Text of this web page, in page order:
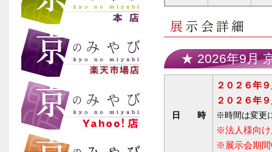
★ 2026年9月
日 時
２０２６年
２０２６年
※時間は変更
※法人様向け
※展示会期間